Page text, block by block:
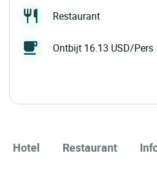
Restaurant
Ontbijt 16.13 USD/Pers
Hotel Restaurant